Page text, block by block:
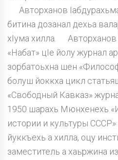
Авторханов
битина дозанал дехьа
хIума хилла. Авторханов
«Набат» цIе йолу журнал
зорбатоьхна шен
болуш йоккха цикл
«Свободный Кавказ»
1950 шарахь Мюнхенехь
истории и культуры
йуккъехь а хилла, оцу
заместитель а